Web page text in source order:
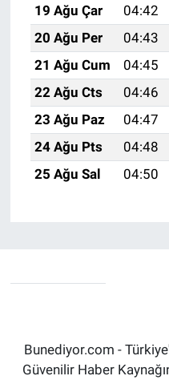
19 Ağu Çar
04:42
20 Ağu Per
04:43
21 Ağu Cum
04:45
22 Ağu Cts
04:46
23 Ağu Paz
04:47
24 Ağu Pts
04:48
25 Ağu Sal
04:50
Bunediyor.com -
Güvenilir Haber